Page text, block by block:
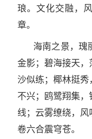
琅。文化交融，
章。
海南之景，瑰
金影；碧海接天，
沙似练；椰林挺
不兴；鸥鹭翔集
线；云雾缭绕，
卷六合震穹苍。